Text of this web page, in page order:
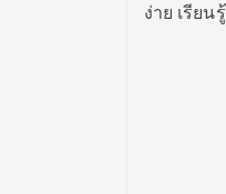
ง่าย เรีย